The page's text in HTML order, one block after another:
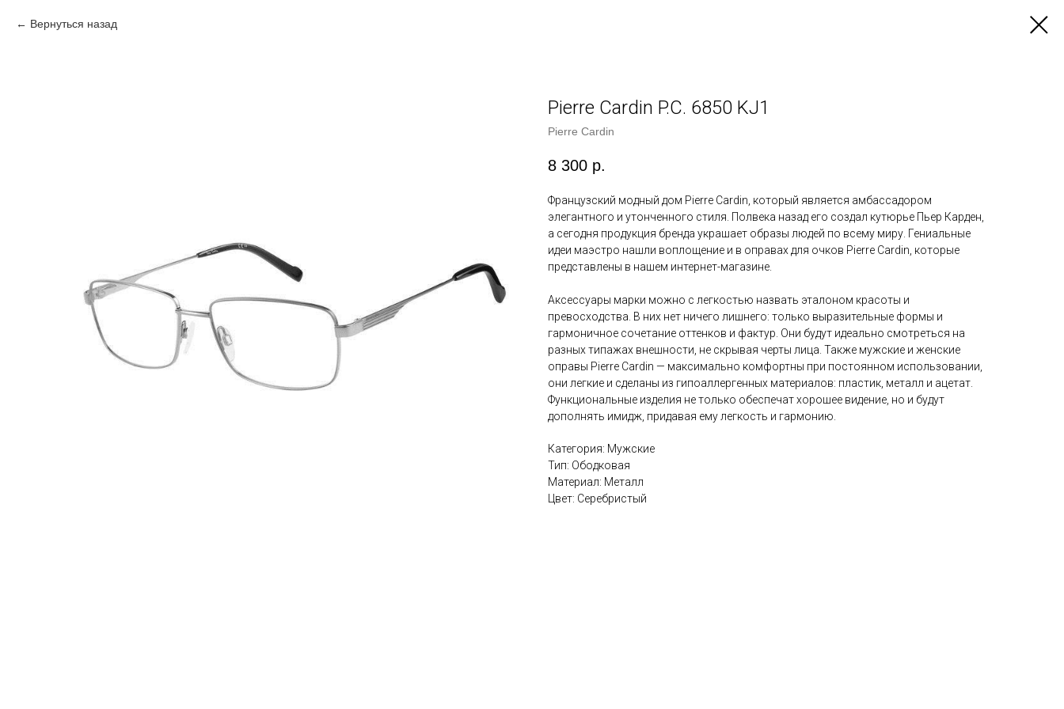
Вернуться назад
Pierre Cardin P.C. 6850 KJ1
Pierre Cardin
8 300 р.
Французский модный дом Pierre Cardin, который является амбассадором
элегантного и утонченного стиля. Полвека назад его создал кутюрье Пьер Карден,
а сегодня продукция бренда украшает образы людей по всему миру. Гениальные
идеи маэстро нашли воплощение и в оправах для очков Pierre Cardin, которые
представлены в нашем интернет-магазине.
Аксессуары марки можно с легкостью назвать эталоном красоты и
превосходства. В них нет ничего лишнего: только выразительные формы и
гармоничное сочетание оттенков и фактур. Они будут идеально смотреться на
разных типажах внешности, не скрывая черты лица. Также мужские и женские
оправы Pierre Cardin — максимально комфортны при постоянном использовании,
они легкие и сделаны из гипоаллергенных материалов: пластик, металл и ацетат.
Функциональные изделия не только обеспечат хорошее видение, но и будут
дополнять имидж, придавая ему легкость и гармонию.
Категория: Мужские
Тип: Ободковая
Материал: Металл
Цвет: Серебристый